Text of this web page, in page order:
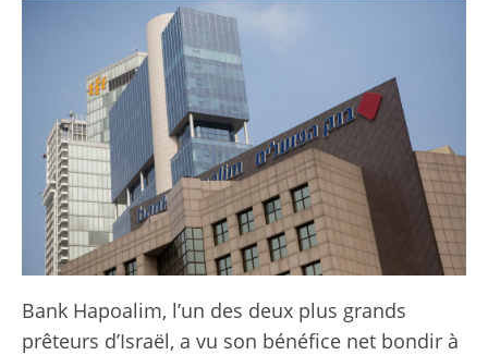
Bank Hapoalim, l’un des deux plus grands
prêteurs d’Israël, a vu son bénéfice net bondir à